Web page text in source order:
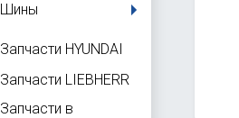
Шины
Запчасти HYUNDAI
Запчасти LIEBHERR
Запчасти в